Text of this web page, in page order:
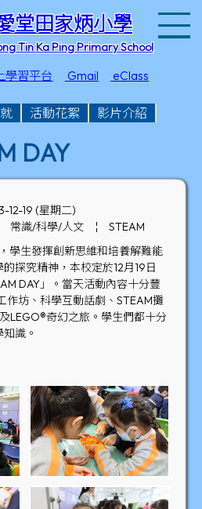
堂田家炳小學
Tin Ka Ping Primary School
學習平台 Gmail eClass
活動花絮 影片介紹
DAY
12-19 (星期二)
常識/科學/人文 ¦
STEAM
學生發揮創新思維和培養解難能
探究精神，本校定於12月19日
DAY」。當天活動內容十分豐
作坊、科學互動話劇、STEAM攤
LEGO®奇幻之旅。學生們都十分
識。